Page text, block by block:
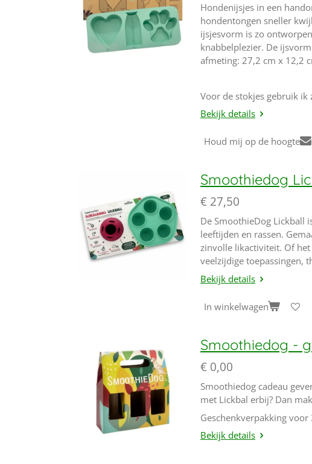
Hondenijsjes in een
hondentongen sneller
ijsjesvorm is zo
knabbelplezier. De
afmeting: 27,2 cm x 12,2
Voor de stokjes gebruik ik
Bekijk details
Houd mij op de hoogte
Smoothiedog
€ 27,50
De SmoothieDog Lickball
leeftijden en rassen.
zinvolle likactiviteit. Of
veelzijdige toepassingen,
Bekijk details
In winkelwagen
Smoothiedog -
€ 0,00
Smoothiedog cadeau
met Lickbal erbij? Dan
Geschenkverpakking
Bekijk details